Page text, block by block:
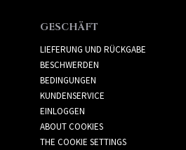
GESCHÄFT
LIEFERUNG UND RÜCKGABE
BESCHWERDEN
BEDINGUNGEN
KUNDENSERVICE
EINLOGGEN
ABOUT COOKIES
THE COOKIE SETTINGS